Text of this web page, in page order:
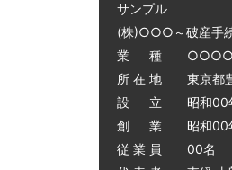
サンプル
(株)○○○～破産手
業 種 ○○○○
所 在 地 東京
設 立 昭和00
創 業 昭和00
従 業 員 00名